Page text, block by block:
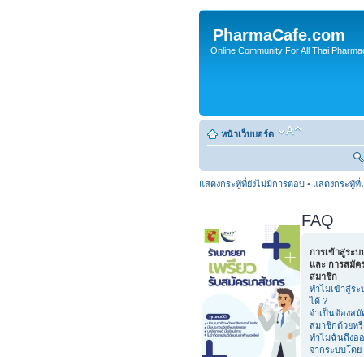
PharmaCafe.com
Online Community For All Thai
หน้าเว็บบอร์ด
แสดงกระทู้ที่ยังไม่มีการตอบ • แสดงกระทู้ที่
FAQ
การเข้าสู่ระบ
และ การสมัค
สมาชิก
ทำไมเข้าสู่ระ
ได้ ?
จำเป็นต้องสมั
สมาชิกด้วยห
ทำไมฉันถึงอ
จากระบบโดย